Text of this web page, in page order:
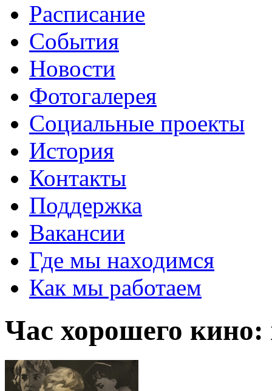
Расписание
События
Новости
Фотогалерея
Социальные проекты
История
Контакты
Поддержка
Вакансии
Где мы находимся
Как мы работаем
Час хорошего